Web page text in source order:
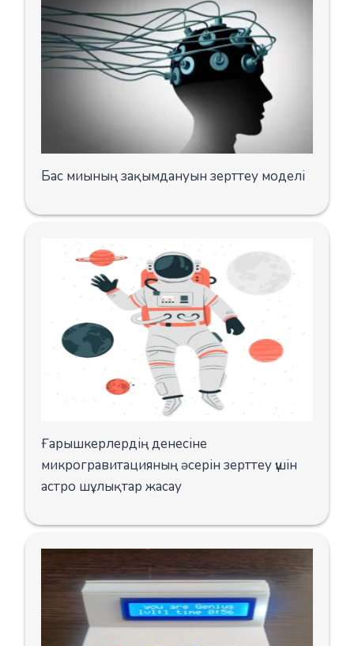
Бас миының зақымдануын зерттеу моделі
Ғарышкерлердің денесіне
микрогравитацияның әсерін зерттеу үшін
астро шұлықтар жасау